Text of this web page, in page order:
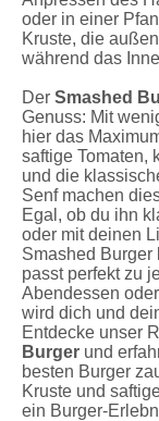
oder in einer
Kruste, die
während das
Der Smashed
Genuss: Mit
hier das
saftige Tomaten,
und die
Senf machen
Egal, ob du ihn
oder mit deinen
Smashed Burger
passt perfekt zu
Abendessen
wird dich und
Entdecke unser
Burger und
besten Burger
Kruste und
ein Burger-